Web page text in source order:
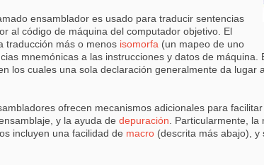
ensamblador es usado para traducir sentencias
al código de máquina del computador objetivo. El
traducción más o menos isomorfa (un mapeo de uno
mnemónicas a las instrucciones y datos de máquina.
los cuales una sola declaración generalmente da lugar
ofrecen mecanismos adicionales para
y la ayuda de depuración . Particularmente,
incluyen una facilidad de macro (descrita más abajo), y